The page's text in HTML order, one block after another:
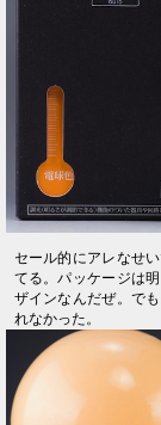
セール的にアレなせ
てる。パッケージは
ザインなんだぜ。で
れなかった。